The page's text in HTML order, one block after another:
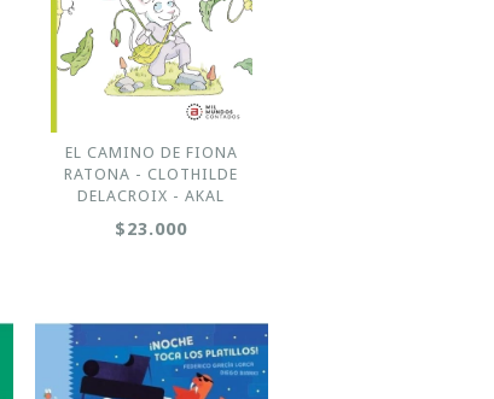
EL CAMINO DE FIONA
RATONA - CLOTHILDE
DELACROIX - AKAL
$23.000